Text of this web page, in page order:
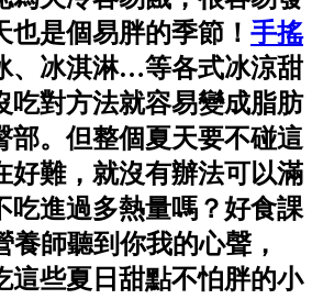
也是個易胖的季節！ 手搖
、冰淇淋…等各式冰涼甜
吃對方法就容易變成脂肪
部。但整個夏天要不碰這
好難，就沒有辦法可以滿
吃進過多熱量嗎？好食課
師聽到你我的心聲，
這些夏日甜點不怕胖的小